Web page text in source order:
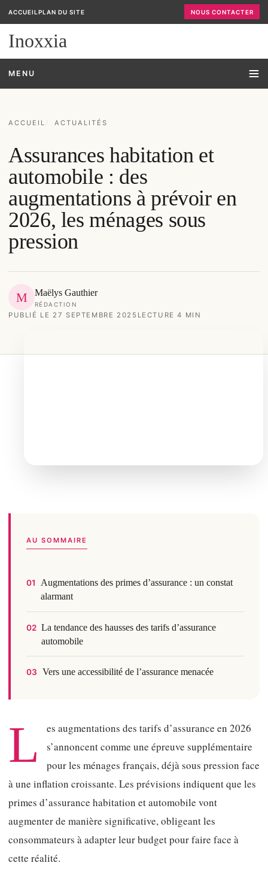
ACCUEIL PLAN DU SITE NOUS CONTACTER
Inoxxia
MENU
ACCUEIL ACTUALITÉS
Assurances habitation et
automobile : des
augmentations à prévoir en
2026, les ménages sous
pression
M Maëlys Gauthier
RÉDACTION
PUBLIÉ LE 27 SEPTEMBRE 2025 LECTURE 4 MIN
AU SOMMAIRE
01
Augmentations des primes d’assurance : un constat
alarmant
02 La tendance des hausses des tarifs d’assurance
automobile
03 Vers une accessibilité de l’assurance menacée
L
es augmentations des tarifs d’assurance en 2026
s’annoncent comme une épreuve supplémentaire
pour les ménages français, déjà sous pression face
à une inflation croissante. Les prévisions indiquent que les
primes d’assurance habitation et automobile vont
augmenter de manière significative, obligeant les
consommateurs à adapter leur budget pour faire face à
cette réalité.